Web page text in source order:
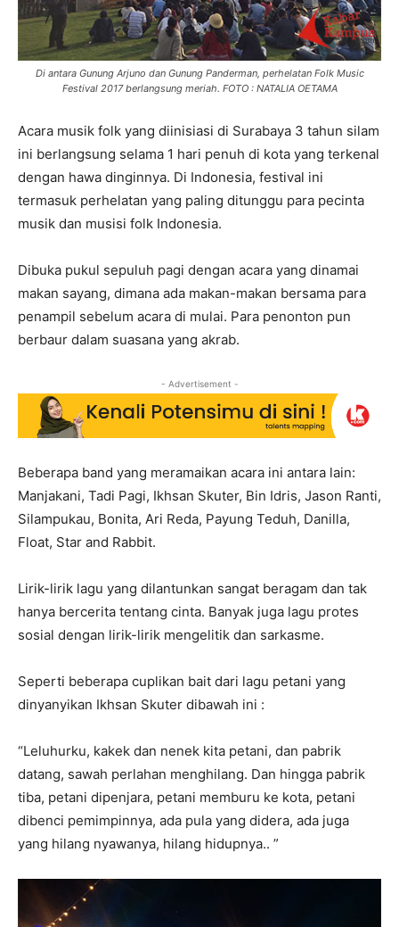
Di antara Gunung Arjuno dan Gunung Panderman, perhelatan Folk Music
Festival 2017 berlangsung meriah. FOTO : NATALIA OETAMA
Acara musik folk yang diinisiasi di Surabaya 3 tahun silam
ini berlangsung selama 1 hari penuh di kota yang terkenal
dengan hawa dinginnya. Di Indonesia, festival ini
termasuk perhelatan yang paling ditunggu para pecinta
musik dan musisi folk Indonesia.
Dibuka pukul sepuluh pagi dengan acara yang dinamai
makan sayang, dimana ada makan-makan bersama para
penampil sebelum acara di mulai. Para penonton pun
berbaur dalam suasana yang akrab.
- Advertisement -
Beberapa band yang meramaikan acara ini antara lain:
Manjakani, Tadi Pagi, Ikhsan Skuter, Bin Idris, Jason Ranti,
Silampukau, Bonita, Ari Reda, Payung Teduh, Danilla,
Float, Star and Rabbit.
Lirik-lirik lagu yang dilantunkan sangat beragam dan tak
hanya bercerita tentang cinta. Banyak juga lagu protes
sosial dengan lirik-lirik mengelitik dan sarkasme.
Seperti beberapa cuplikan bait dari lagu petani yang
dinyanyikan Ikhsan Skuter dibawah ini :
“Leluhurku, kakek dan nenek kita petani, dan pabrik
datang, sawah perlahan menghilang. Dan hingga pabrik
tiba, petani dipenjara, petani memburu ke kota, petani
dibenci pemimpinnya, ada pula yang didera, ada juga
yang hilang nyawanya, hilang hidupnya.. ”